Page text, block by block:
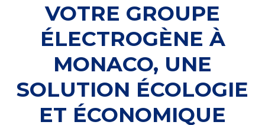
VOTRE GROUPE
ÉLECTROGÈNE À
MONACO, UNE
SOLUTION ÉCOLOGIE
ET ÉCONOMIQUE